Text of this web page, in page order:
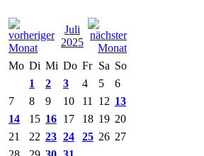
Juli
2025
Mo Di Mi Do Fr Sa So
1
2 3 4 5
6
7
8 9 10 11 12 13
14
15 16 17 18 19 20
21
22 23 24 25 26 27